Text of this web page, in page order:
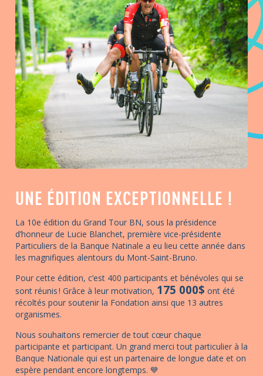
UNE ÉDITION EXCEPTIONNELLE !
La 10e édition du Grand Tour BN, sous la présidence
d’honneur de Lucie Blanchet, première vice-présidente
Particuliers de la Banque Natinale a eu lieu cette année dans
les magnifiques alentours du Mont-Saint-Bruno.
Pour cette édition, c’est 400 participants et bénévoles qui se
sont réunis ! Grâce à leur motivation, 175 000$ ont été
récoltés pour soutenir la Fondation ainsi que 13 autres
organismes.
Nous souhaitons remercier de tout cœur chaque
participante et participant. Un grand merci tout particulier à la
Banque Nationale qui est un partenaire de longue date et on
espère pendant encore longtemps. 💙